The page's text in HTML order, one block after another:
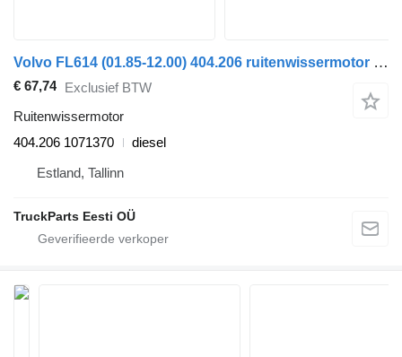
Volvo FL614 (01.85-12.00) 404.206 ruitenwissermotor voor Volvo FL, FL6, FL7, FL10, FL12, FS718 (1985-2005) trekker
€ 67,74 Exclusief BTW
Ruitenwissermotor
404.206 1071370
diesel
Estland, Tallinn
TruckParts Eesti OÜ